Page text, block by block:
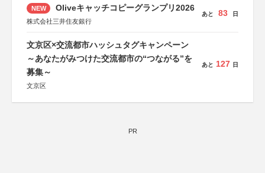
NEW Oliveキャッチコピーグランプリ2026
株式会社三井住友銀行
あと 83 日
文京区×交流都市ハッシュタグキャンペーン
～あなたがみつけた交流都市の“つながる”を
募集～
文京区
あと 127 日
PR